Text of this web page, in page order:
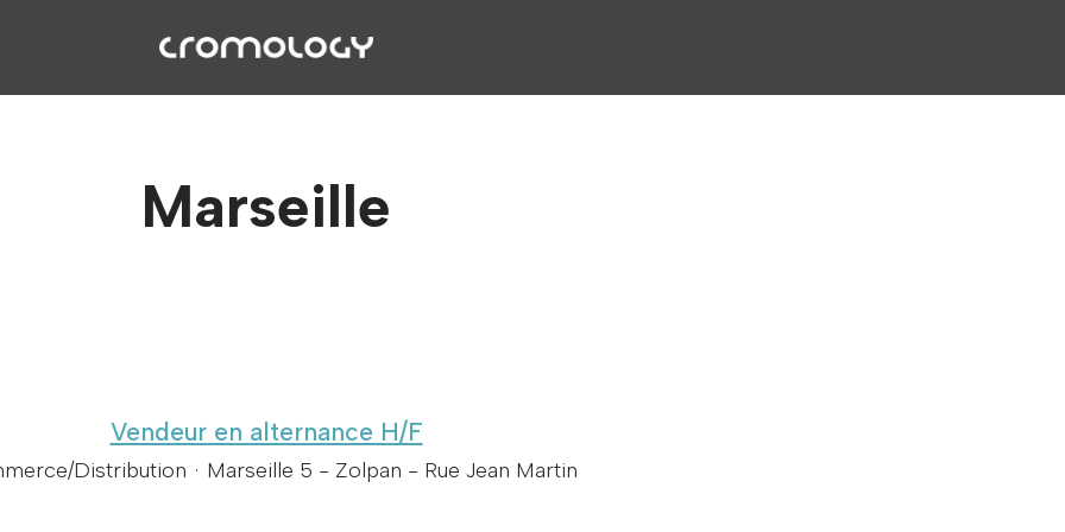
Marseille
Vendeur en alternance H/F
Distribution · Marseille 5 - Zolpan - Rue Jean Martin